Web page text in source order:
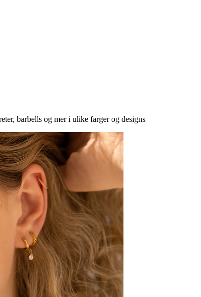
barbells og mer i ulike farger og designs